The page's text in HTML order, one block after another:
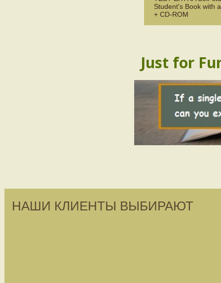
Student's Book with
+ CD-ROM
Just for
НАШИ КЛИЕНТЫ ВЫБИРАЮТ